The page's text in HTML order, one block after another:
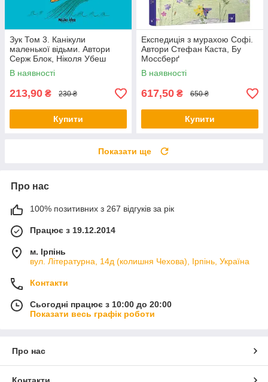
Зук Том 3. Канікули
маленької відьми. Автори
Серж Блок, Ніколя Убеш
В наявності
213,90 ₴ 230 ₴
Купити
Експедиція з мурахою Софі.
Автори Стефан Каста, Бу
Моссберґ
В наявності
617,50 ₴ 650 ₴
Купити
Показати ще
Про нас
100% позитивних з 267 відгуків за рік
Працює з 19.12.2014
м. Ірпінь
вул. Літературна, 14д (колишня Чехова), Ірпінь, Україна
Контакти
Сьогодні працює з 10:00 до 20:00
Показати весь графік роботи
Про нас